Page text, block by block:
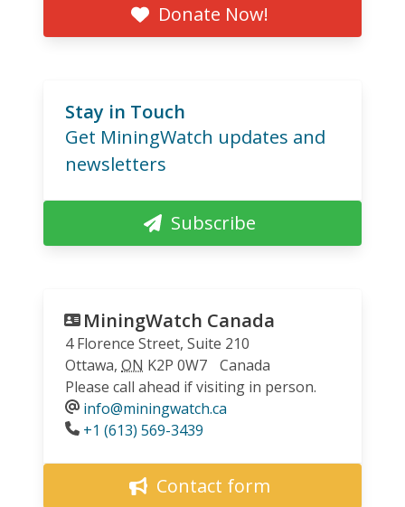
Donate Now!
Stay in Touch
Get MiningWatch updates and
newsletters
Subscribe
MiningWatch Canada
4 Florence Street, Suite 210
Ottawa, ON K2P 0W7
Canada
Please call ahead if visiting in person.
info@miningwatch.ca
Phone
+1 (613) 569-3439
Contact form